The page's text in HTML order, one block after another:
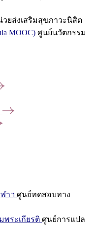
วยส่งเสริมสุขภาวะนิสิต
MOOC) ศูนย์นวัตกรรม
าฯ ศูนย์ทดสอบทาง
พระเกียรติ ศูนย์การแปล